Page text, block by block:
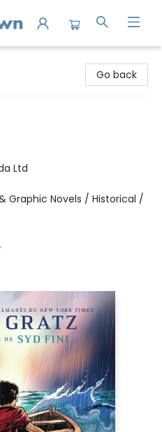
Go back
Ltd
Graphic Novels / Historical /